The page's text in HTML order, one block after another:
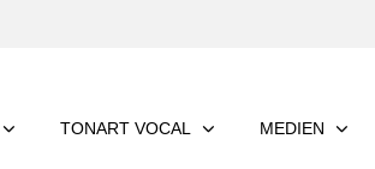
TONART VOCAL MEDIEN